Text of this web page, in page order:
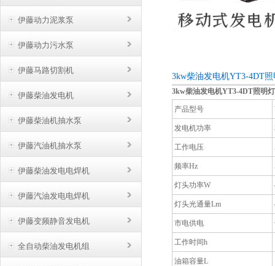
伊藤动力泥浆泵
伊藤动力污水泵
伊藤马路切割机
伊藤柴油发电机
伊藤柴油机抽水泵
伊藤汽油机抽水泵
伊藤柴油发电电焊机
伊藤汽油发电电焊机
伊藤变频静音发电机
全自动柴油发电机组
3kw柴油发电机YT3-4DT
3kw柴油发电机YT3-4DT照明
产品型号
发电机功率
工作电压
频率Hz
灯头功率W
灯头光通量Lm
市电供电
工作时间h
油箱容量L